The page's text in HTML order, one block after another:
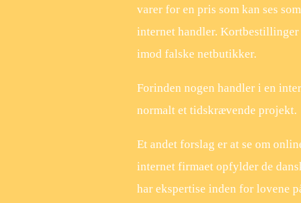
varer for en pris som kan ses
internet handler.
imod falske netbutikker.
Forinden nogen handler i en
normalt et tidskrævende projekt.
Et andet forslag er at se om
internet firmaet opfylder de
har ekspertise inden for lovene